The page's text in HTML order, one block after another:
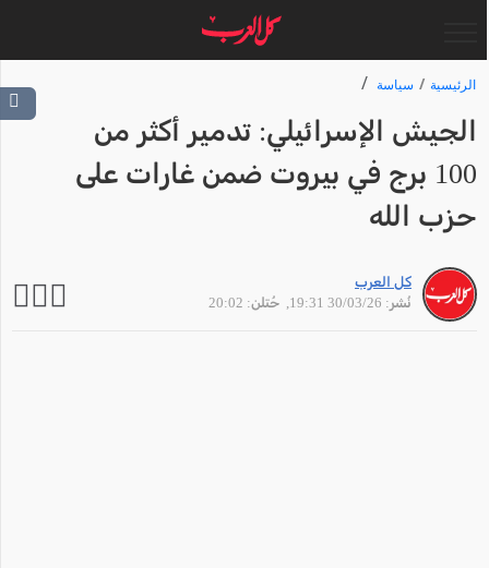
الرئيسية سياسة
الجيش الإسرائيلي: تدمير أكثر من
100 برج في بيروت ضمن غارات على
حزب الله
كل العرب
نُشر: 30/03/26 19:31
, حُتلن: 20:02